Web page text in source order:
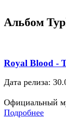
Альбом
Royal Blood -
Дата релиза:
Официальный
Подробнее